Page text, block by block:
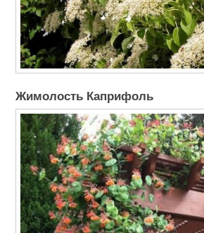
Жимолость Каприфоль